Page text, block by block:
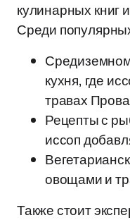
кулинарных книг
Среди
кухня, где
травах
Рецепты с
иссоп
овощами и
Также стоит